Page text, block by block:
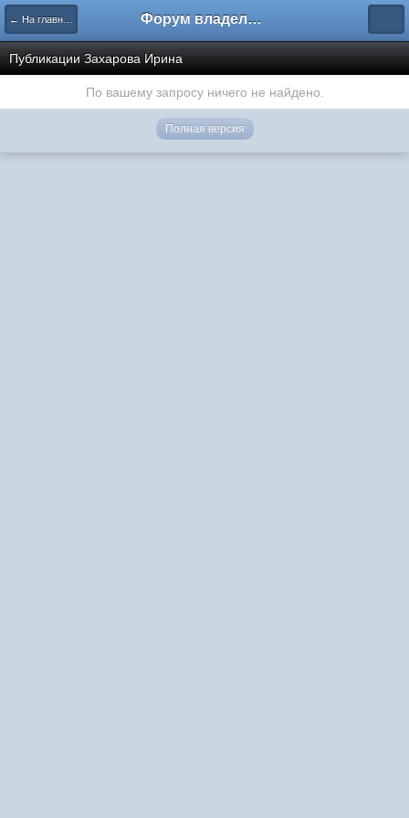
← На главную Форум владельцев интернет-магазинов
Публикации Захарова Ирина
По вашему запросу ничего не найдено.
Полная версия